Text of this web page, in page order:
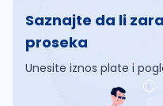
Saznajte da li
proseka
Unesite iznos plate i